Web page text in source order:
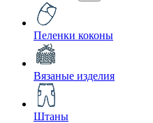
Пеленки коконы
Вязаные изделия
Штаны